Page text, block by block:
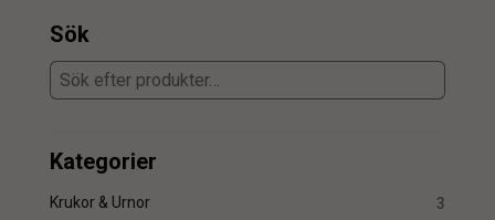
Sök
Kategorier
Krukor & Urnor 3